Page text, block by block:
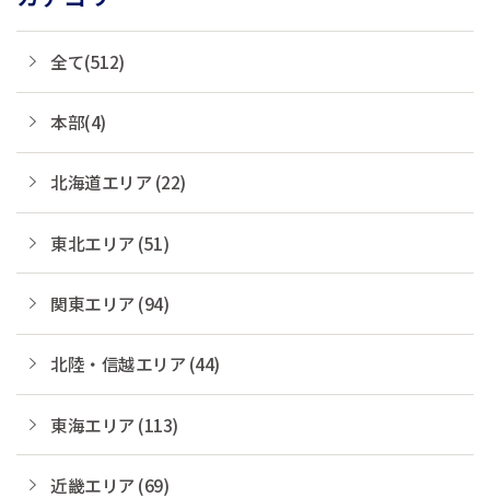
全て(512)
本部(4)
北海道エリア (22)
東北エリア (51)
関東エリア (94)
北陸・信越エリア (44)
東海エリア (113)
近畿エリア (69)